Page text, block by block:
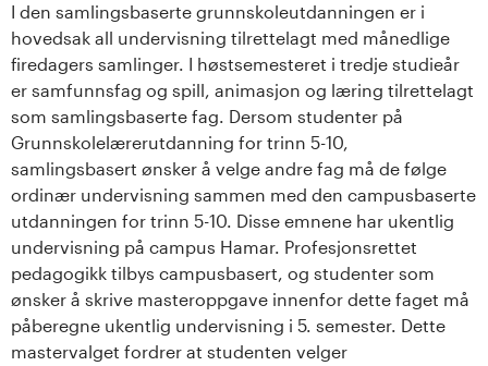
e
t
I den samlingsbaserte grunnskoleutdanningen er i
hovedsak all undervisning tilrettelagt med månedlige
firedagers samlinger. I høstsemesteret i tredje studieår
er samfunnsfag og spill, animasjon og læring tilrettelagt
som samlingsbaserte fag. Dersom studenter på
Grunnskolelærerutdanning for trinn 5-10,
samlingsbasert ønsker å velge andre fag må de følge
ordinær undervisning sammen med den campusbaserte
utdanningen for trinn 5-10. Disse emnene har ukentlig
undervisning på campus Hamar. Profesjonsrettet
pedagogikk tilbys campusbasert, og studenter som
ønsker å skrive masteroppgave innenfor dette faget må
påberegne ukentlig undervisning i 5. semester. Dette
mastervalget fordrer at studenten velger